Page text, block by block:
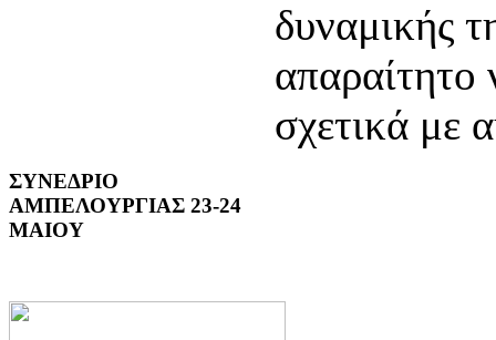
δυναμικής
απαραίτητο
σχετικά με
ΣΥΝΕΔΡΙΟ
ΑΜΠΕΛΟΥΡΓΙΑΣ 23-24
ΜΑΙΟΥ